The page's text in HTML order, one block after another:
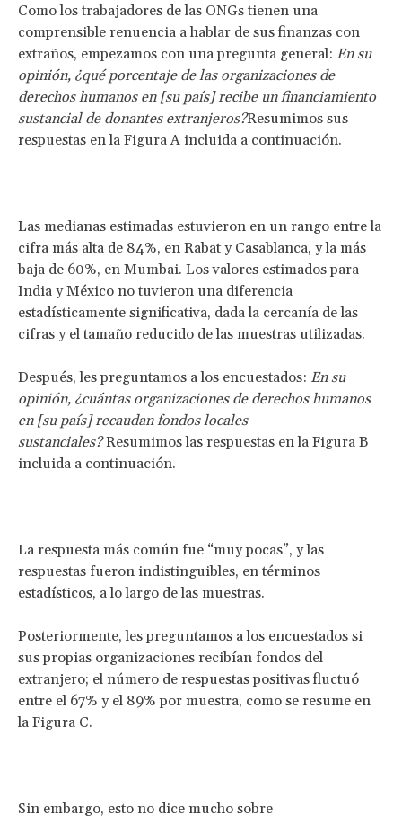
Como los trabajadores de las ONGs tienen una
comprensible renuencia a hablar de sus finanzas con
extraños, empezamos con una pregunta general: En su
opinión, ¿qué porcentaje de las organizaciones de
derechos humanos en [su país] recibe un financiamiento
sustancial de donantes extranjeros?Resumimos sus
respuestas en la Figura A incluida a continuación.
Las medianas estimadas estuvieron en un rango entre la
cifra más alta de 84%, en Rabat y Casablanca, y la más
baja de 60%, en Mumbai. Los valores estimados para
India y México no tuvieron una diferencia
estadísticamente significativa, dada la cercanía de las
cifras y el tamaño reducido de las muestras utilizadas.
Después, les preguntamos a los encuestados: En su
opinión, ¿cuántas organizaciones de derechos humanos
en [su país] recaudan fondos locales
sustanciales?Resumimos las respuestas en la Figura B
incluida a continuación.
La respuesta más común fue “muy pocas”, y las
respuestas fueron indistinguibles, en términos
estadísticos, a lo largo de las muestras.
Posteriormente, les preguntamos a los encuestados si
sus propias organizaciones recibían fondos del
extranjero; el número de respuestas positivas fluctuó
entre el 67% y el 89% por muestra, como se resume en
la Figura C.
Sin embargo, esto no dice mucho sobre